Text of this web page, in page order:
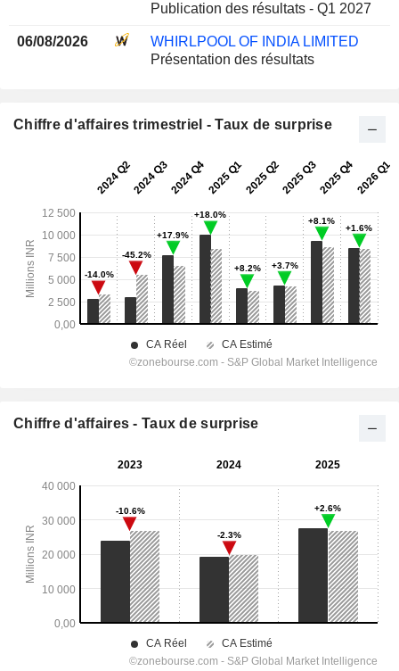
Publication des résultats - Q1 2027
06/08/2026
WHIRLPOOL OF INDIA LIMITED
Présentation des résultats
Chiffre d'affaires trimestriel - Taux de surprise
Chiffre d'affaires - Taux de surprise